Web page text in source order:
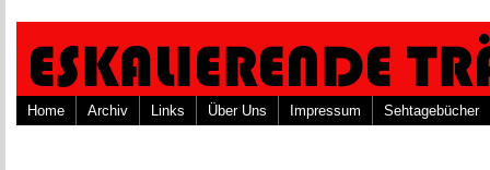
Home Archiv Links Über Uns Impressum Sehtagebücher